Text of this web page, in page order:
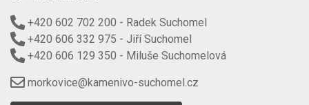
+420 602 702 200 - Radek Suchomel
+420 606 332 975 - Jiří Suchomel
+420 606 129 350 - Miluše Suchomelová
morkovice@kamenivo-suchomel.cz